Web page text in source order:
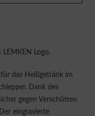
Logo.
das Heißgetränk im
Dank des
gegen Verschütten
eingravierte